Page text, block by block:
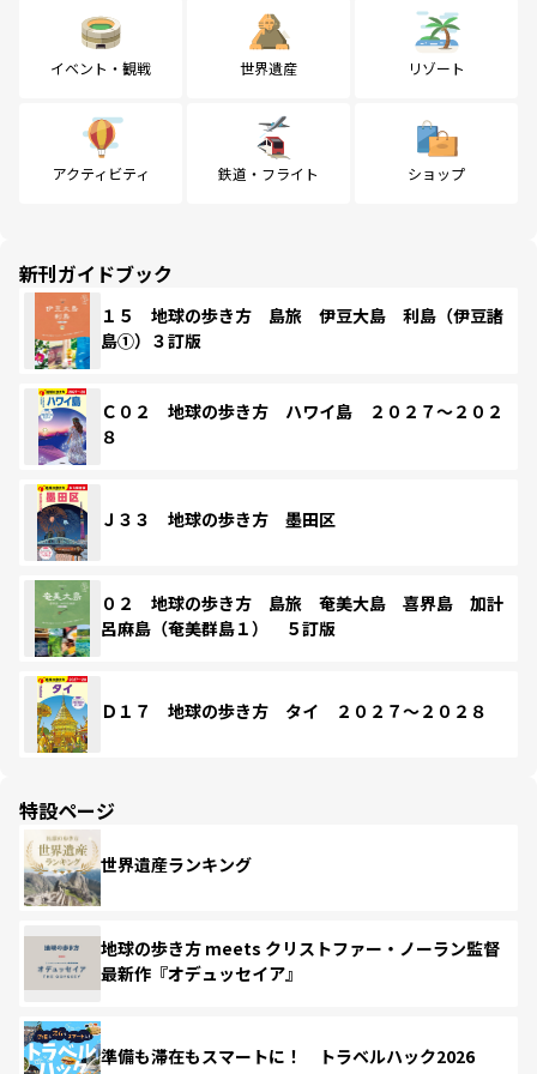
イベント・観戦 世界遺産 リゾート
アクティビティ 鉄道・フライト ショップ
新刊ガイドブック
１５ 地球の歩き方 島旅 伊豆大島 利島（伊豆諸
島①）３訂版
Ｃ０２ 地球の歩き方 ハワイ島 ２０２７～２０２
８
Ｊ３３ 地球の歩き方 墨田区
０２ 地球の歩き方 島旅 奄美大島 喜界島 加計
呂麻島（奄美群島１） ５訂版
Ｄ１７ 地球の歩き方 タイ ２０２７～２０２８
特設ページ
世界遺産ランキング
地球の歩き方 meets クリストファー・ノーラン監督
最新作『オデュッセイア』
準備も滞在もスマートに！ トラベルハック2026